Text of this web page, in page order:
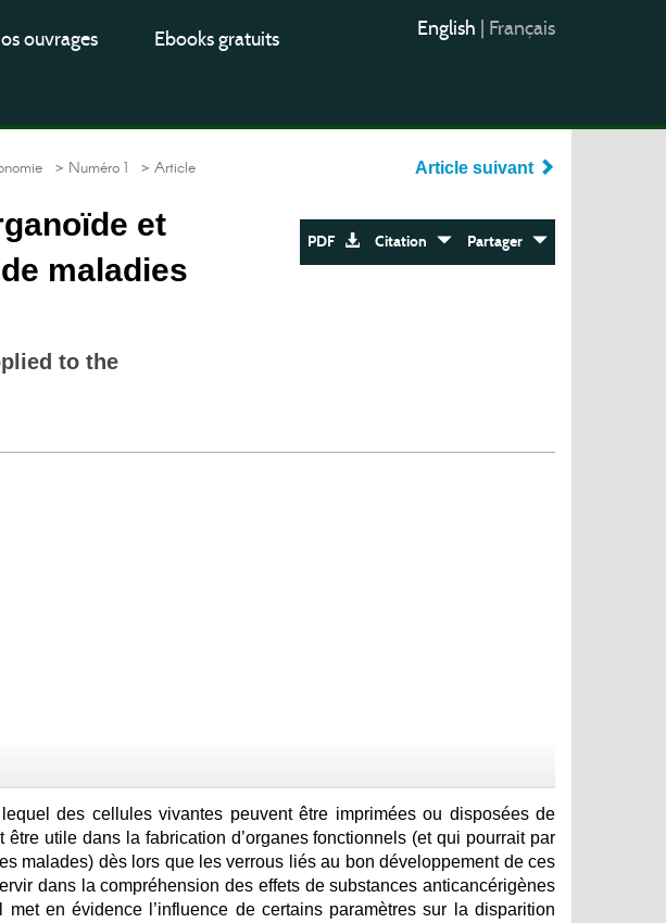
ouvrages Ebooks gratuits English Français
> Numéro 1 > Article
et
maladies
to the
Article suivant
PDF Citation Partager
des cellules vivantes peuvent être imprimées ou disposées de
utile dans la fabrication d’organes fonctionnels (et qui pourrait par
malades) dès lors que les verrous liés au bon développement de ces
dans la compréhension des effets de substances anticancérigènes
en évidence l’influence de certains paramètres sur la disparition